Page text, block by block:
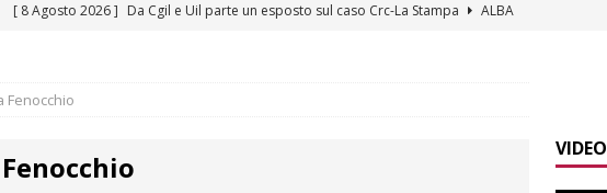
[ 8 Agosto 2026 ] Da Cgil e Uil parte un esposto sul caso Crc-La Stampa
ALBA
San Lorenzo
ALBA
Fenocchio
VIDEO